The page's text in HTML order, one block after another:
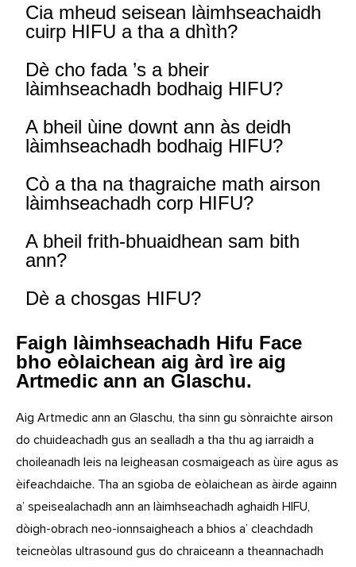
Cia mheud seisean làimhseachaidh
cuirp HIFU a tha a dhìth?
Dè cho fada ’s a bheir
làimhseachadh bodhaig HIFU?
A bheil ùine downt ann às deidh
làimhseachadh bodhaig HIFU?
Cò a tha na thagraiche math airson
làimhseachadh corp HIFU?
A bheil frith-bhuaidhean sam bith
ann?
Dè a chosgas HIFU?
Faigh làimhseachadh Hifu Face
bho eòlaichean aig àrd ìre aig
Artmedic ann an Glaschu.
Aig Artmedic ann an Glaschu, tha sinn gu sònraichte airson
do chuideachadh gus an sealladh a tha thu ag iarraidh a
choileanadh leis na leigheasan cosmaigeach as ùire agus as
èifeachdaiche. Tha an sgioba de eòlaichean as àirde againn
a’ speisealachadh ann an làimhseachadh aghaidh HIFU,
dòigh-obrach neo-ionnsaigheach a bhios a’ cleachdadh
teicneòlas ultrasound gus do chraiceann a theannachadh